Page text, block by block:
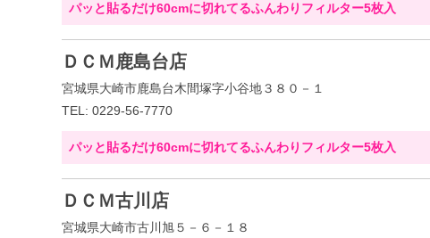
パッと貼るだけ60cmに切れてるふんわりフィルター5枚入
ＤＣＭ鹿島台店
宮城県大崎市鹿島台木間塚字小谷地３８０－１
TEL: 0229-56-7770
パッと貼るだけ60cmに切れてるふんわりフィルター5枚入
ＤＣＭ古川店
宮城県大崎市古川旭５－６－１８